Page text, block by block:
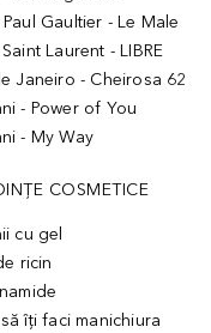
Gaultier - Le Male
Laurent - LIBRE
Janeiro - Cheirosa 62
- Power of You
- My Way
COSMETICE
cu gel
ricin
îți faci manichiura